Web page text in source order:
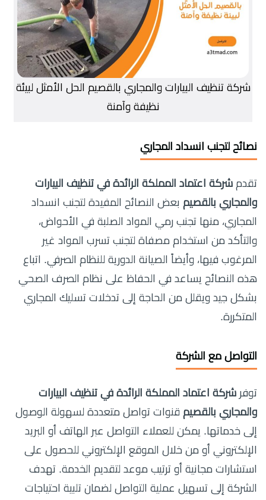
شركة تنظيف البيارات والمجاري بالقصيم الحل الأمثل لبيئة
نظيفة وآمنة
نصائح لتجنب انسداد المجاري
تقدم شركة اعتماد المملكة الرائدة في تنظيف البيارات
والمجاري بالقصيم بعض النصائح المفيدة لتجنب انسداد
المجاري، منها تجنب رمي المواد الصلبة في الأحواض،
والتأكد من استخدام مصفاة لتجنب تسرب المواد غير
المرغوب فيها، وأيضاً الصيانة الدورية للنظام الصرفي. اتباع
هذه النصائح يساعد في الحفاظ على نظام الصرف الصحي
بشكل جيد ويقلل من الحاجة إلى تدخلات تسليك المجاري
المتكررة.
التواصل مع الشركة
توفر شركة اعتماد المملكة الرائدة في تنظيف البيارات
والمجاري بالقصيم قنوات تواصل متعددة لسهولة الوصول
إلى خدماتها. يمكن للعملاء التواصل عبر الهاتف أو البريد
الإلكتروني أو من خلال الموقع الإلكتروني للحصول على
استشارات مجانية أو ترتيب موعد لتقديم الخدمة. تهدف
الشركة إلى تسهيل عملية التواصل لضمان تلبية احتياجات